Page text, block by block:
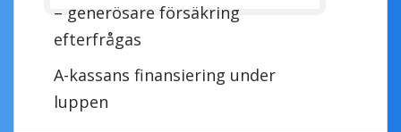
– generösare försäkring
efterfrågas
A-kassans finansiering under
luppen